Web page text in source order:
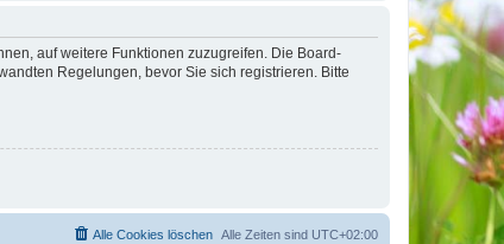
auf weitere Funktionen zuzugreifen. Die Board-
Regelungen, bevor Sie sich registrieren. Bitte
Alle Zeiten sind UTC+02:00
Alle Cookies löschen